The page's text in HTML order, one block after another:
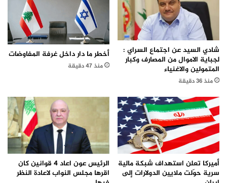
شادي السيد عن اجتماع السراي :
لجباية الاموال من المصارف وكبار
المتمولين والاغنياء
منذ 36 دقيقة
أخطر ما دار داخل غرفة المفاوضات
منذ 47 دقيقة
أميركا تعلن استهداف شبكة مالية
سرية حوّلت ملايين الدولارات إلى
الرئيس عون اعاد 4 قوانين كان
اقرها مجلس النواب لاعادة النظر